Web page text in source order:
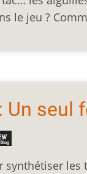
le jeu ?
Un seul
synthétiser les